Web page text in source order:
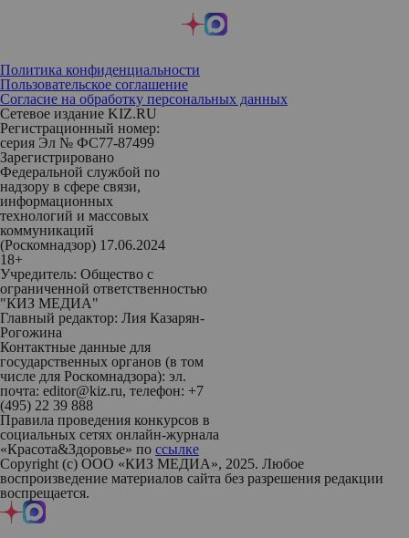
Политика конфиденциальности
Пользовательское соглашение
Согласие на обработку персональных данных
Сетевое издание KIZ.RU
Регистрационный номер:
серия Эл № ФС77-87499
Зарегистрировано
Федеральной службой по
надзору в сфере связи,
информационных
технологий и массовых
коммуникаций
(Роскомнадзор) 17.06.2024
18+
Учредитель: Общество с
ограниченной ответственностью
"КИЗ МЕДИА"
Главный редактор: Лия Казарян-
Рогожина
Контактные данные для
государственных органов (в том
числе для Роскомнадзора): эл.
почта: editor@kiz.ru, телефон: +7
(495) 22 39 888
Правила проведения конкурсов в
социальных сетях онлайн-журнала
«Красота&Здоровье» по ссылке
Copyright (с) ООО «КИЗ МЕДИА», 2025. Любое
воспроизведение материалов сайта без разрешения редакции
воспрещается.